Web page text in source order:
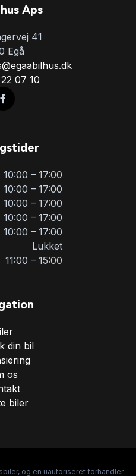
Aps
41
Egå
07 10
10:00 – 17:00
10:00 – 17:00
10:00 – 17:00
10:00 – 17:00
10:00 – 17:00
Lukket
11:00 – 15:00
din bil
os
biler
og en uautoriseret forhandler